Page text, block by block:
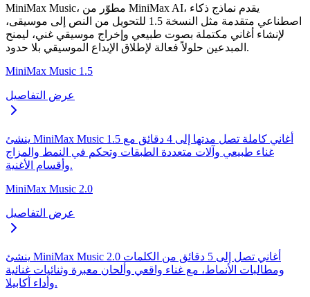
MiniMax Music، مطوّر من MiniMax AI، يقدم نماذج ذكاء
اصطناعي متقدمة مثل النسخة 1.5 للتحويل من النص إلى موسيقى،
لإنشاء أغاني مكتملة بصوت طبيعي وإخراج موسيقي غني، ليمنح
المبدعين حلولاً فعالة لإطلاق الإبداع الموسيقي بلا حدود.
MiniMax Music 1.5
عرض التفاصيل
ينشئ MiniMax Music 1.5 أغاني كاملة تصل مدتها إلى 4 دقائق مع
غناء طبيعي وآلات متعددة الطبقات وتحكم في النمط والمزاج
وأقسام الأغنية.
MiniMax Music 2.0
عرض التفاصيل
ينشئ MiniMax Music 2.0 أغاني تصل إلى 5 دقائق من الكلمات
ومطالبات الأنماط، مع غناء واقعي وألحان معبرة وثنائيات غنائية
وأداء أكابيلا.